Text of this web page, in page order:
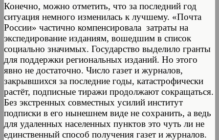
Конечно, можно отметить, что за последний год
ситуация немного изменилась к лучшему. «Почта
России» частично компенсировала затраты на
экспедирование изданиям, вошедшим в список
социально значимых. Государство выделило гранты
для поддержки региональных изданий. Но этого
явно не достаточно. Число газет и журналов,
закрывшихся за последние годы, катастрофически
растёт, подписные тиражи продолжают сокращаться.
Без экстренных совместных усилий институт
подписки в его нынешнем виде не сохранить, а ведь
для удаленных населенных пунктов это чуть ли не
единственный способ получения газет и журналов.